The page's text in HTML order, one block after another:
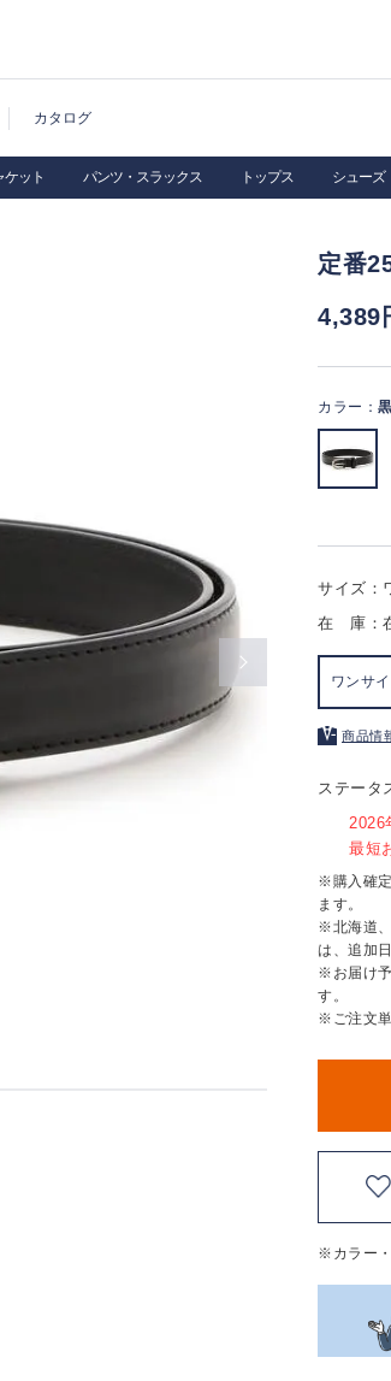
カタログ
ケット パンツ・スラックス トップス シューズ
定番
4,389
カラー： 黒
サイズ：
在 庫：
ワンサ
商品情
ステータ
2026
最短
※購入確
ます。
※北海道
は、追加
※お届け
す。
※ご注文単
※カラー